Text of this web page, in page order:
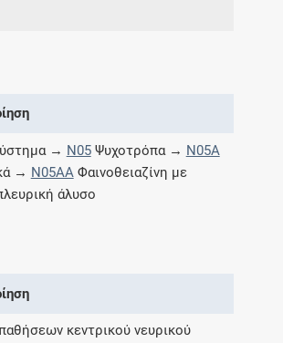
και αγωγές
ενδείξεις και αγωγές για
και ιατρικές πράξεις
→ N05Ψυχοτρόπα → N05A
→ N05AAΦαινοθειαζίνη με
άλυσο
κεντρικού νευρικού